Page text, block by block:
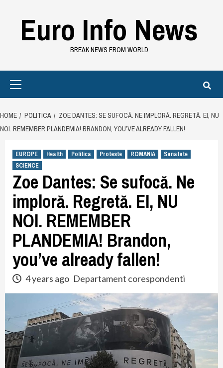
contentEuro Info News
BREAK NEWS FROM WORLD
HOME POLITICA
ZOE DANTES: SE SUFOCĂ. NE IMPLORĂ. REGRETĂ. EI, NU
NOI. REMEMBER PLANDEMIA! BRANDON, YOU’VE ALREADY FALLEN!
EUROPE Health Politica Proteste ROMANIA
Sanatate
SCIENCE
Zoe Dantes: Se sufocă. Ne
imploră. Regretă. EI, NU
NOI. REMEMBER
PLANDEMIA! Brandon,
you’ve already fallen!
4 years ago Departament corespondenti